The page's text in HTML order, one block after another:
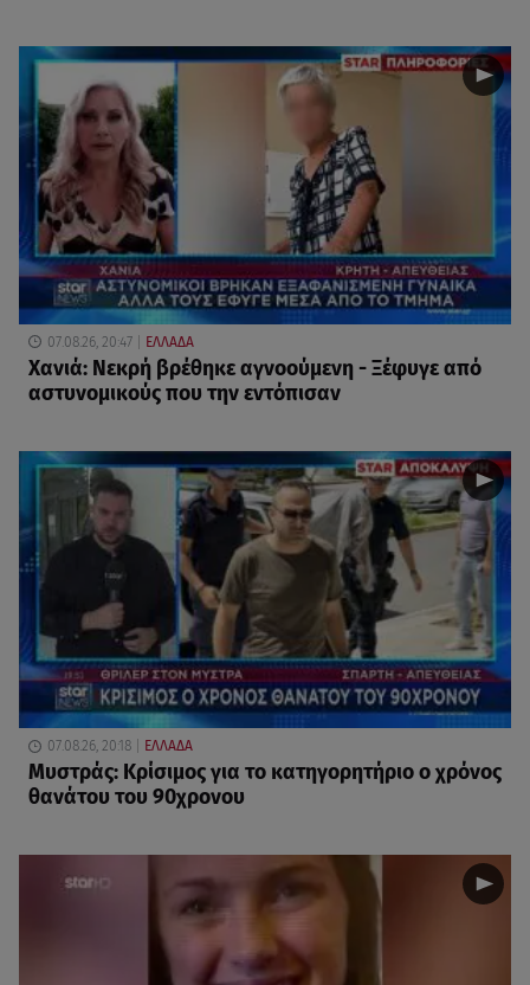
07.08.26, 20:47 ΕΛΛΑΔΑ
Χανιά: Νεκρή βρέθηκε αγνοούμενη - Ξέφυγε από
αστυνομικούς που την εντόπισαν
07.08.26, 20:18 ΕΛΛΑΔΑ
Μυστράς: Κρίσιμος για το κατηγορητήριο ο χρόνος
θανάτου του 90χρονου